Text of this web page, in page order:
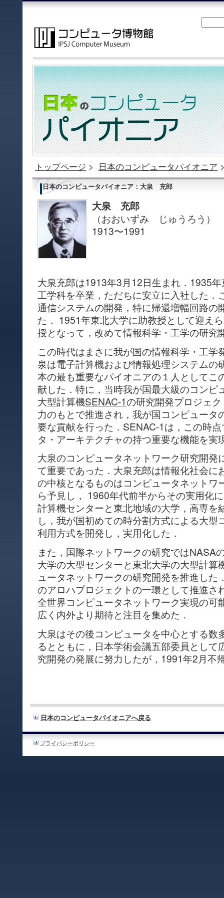
トップページ > 日本のコンピュータパイオニア
日本のコンピュータパイオニア：大泉 充郎
大泉 充郎
（おおいずみ じゅうろう）
1913〜1991
大泉充郎は1913年3月12日生まれ．1935
工学科を卒業，ただちに安立に入社した．
通信システムの開発，特に帰還増幅回路の
た． 1951年東北大学に助教授として迎え
授となって，改めて情報科学・工学の研究
この時代はまさに我が国の情報科学・工学
泉は電子計算機および情報処理システムの
本の最も重要なパイオニアの１人としてこ
献した．特に，当時我が国最大級のコンピ
大型計算機SENAC-1の研究開発プロジェ
力のもとで推進され，我が国コンピュータ
要な貢献を行った．SENAC-1は，この時
タ・アーキテクチャの持つ重要な機能を実
大泉のコンピュータネットワーク研究開発
て重要であった．大泉充郎は情報化社会に
の中核となるものはコンピュータネットワ
ら予見し， 1960年代前半からその実用化
計算機センターと東北地域の大学，高専を
し，我が国初めての時分割方式による大型
利用方式を開発し，実用化した．
また，国際ネットワークの研究ではNASA
大学の大型センターと東北大学の大型計算
ュータネットワークの研究開発を推進した
のアロハプロジェクトの一環として推進さ
全世界コンピュータネットワーク実現の可
広く内外より期待と注目を集めた．
大泉はその後コンピュータを中心とする数
るとともに，日本学術会議五部委員として
究開発の発展に努力したが，1991年2月不
日本のコンピュータパイオニアへ戻る
プライバシーポリシー